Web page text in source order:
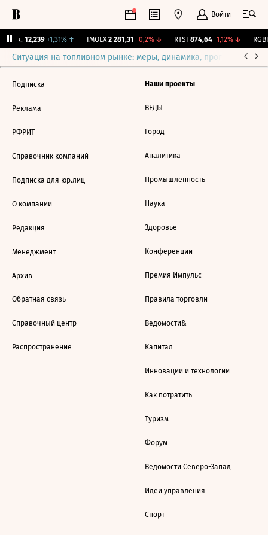
Войти
Бирж. 12,239 +1,31%↑ IMOEX 2 281,31 -0,2%↓ RTSI 874,64 -1,12%↓ RGBI
Ситуация на топливном рынке: меры, динамика, прогнозы
Подписка
Реклама
РФРИТ
Справочник компаний
Подписка для юр.лиц
О компании
Редакция
Менеджмент
Архив
Обратная связь
Справочный центр
Распространение
Наши проекты
ВЕДЫ
Город
Аналитика
Промышленность
Наука
Здоровье
Конференции
Премия Импульс
Правила торговли
Ведомости&
Капитал
Инновации и технологии
Как потратить
Туризм
Форум
Ведомости Северо-Запад
Идеи управления
Спорт